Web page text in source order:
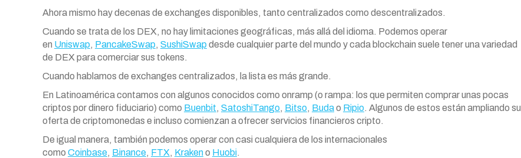
Ahora mismo hay decenas de exchanges disponibles, tanto centralizados como descentralizados.
Cuando se trata de los DEX, no hay limitaciones geográficas, más allá del idioma. Podemos operar
en Uniswap, PancakeSwap, SushiSwap desde cualquier parte del mundo y cada blockchain suele tener una variedad
de DEX para comerciar sus tokens.
Cuando hablamos de exchanges centralizados, la lista es más grande.
En Latinoamérica contamos con algunos conocidos como onramp (o rampa: los que permiten comprar unas pocas
criptos por dinero fiduciario) como Buenbit, SatoshiTango, Bitso, Budao Ripio. Algunos de estos están ampliando su
oferta de criptomonedas e incluso comienzan a ofrecer servicios financieros cripto.
De igual manera, también podemos operar con casi cualquiera de los internacionales
como Coinbase, Binance, FTX, Krakeno Huobi.